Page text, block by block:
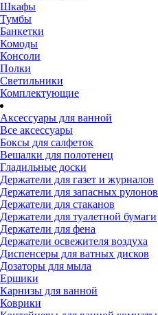
Шкафы
Тумбы
Банкетки
Комоды
Консоли
Полки
Светильники
Комплектующие
Аксессуары для ванной
Все аксессуары
Боксы для салфеток
Вешалки для полотенец
Гладильные доски
Держатели для газет и журналов
Держатели для запасных рулонов
Держатели для стаканов
Держатели для туалетной бумаги
Держатели для фена
Держатели освежителя воздуха
Диспенсеры для ватных дисков
Дозаторы для мыла
Ершики
Карнизы для ванной
Коврики